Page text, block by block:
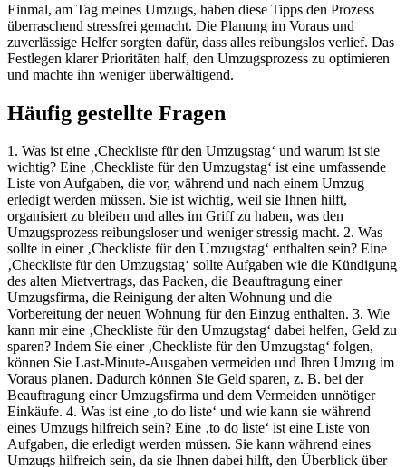
Einmal, am Tag meines Umzugs, haben diese Tipps den Prozess
überraschend stressfrei gemacht. Die Planung im Voraus und
zuverlässige Helfer sorgten dafür, dass alles reibungslos verlief. Das
Festlegen klarer Prioritäten half, den Umzugsprozess zu optimieren
und machte ihn weniger überwältigend.
Häufig gestellte Fragen
1. Was ist eine ‚Checkliste für den Umzugstag‘ und warum ist sie
wichtig? Eine ‚Checkliste für den Umzugstag‘ ist eine umfassende
Liste von Aufgaben, die vor, während und nach einem Umzug
erledigt werden müssen. Sie ist wichtig, weil sie Ihnen hilft,
organisiert zu bleiben und alles im Griff zu haben, was den
Umzugsprozess reibungsloser und weniger stressig macht. 2. Was
sollte in einer ‚Checkliste für den Umzugstag‘ enthalten sein? Eine
‚Checkliste für den Umzugstag‘ sollte Aufgaben wie die Kündigung
des alten Mietvertrags, das Packen, die Beauftragung einer
Umzugsfirma, die Reinigung der alten Wohnung und die
Vorbereitung der neuen Wohnung für den Einzug enthalten. 3. Wie
kann mir eine ‚Checkliste für den Umzugstag‘ dabei helfen, Geld zu
sparen? Indem Sie einer ‚Checkliste für den Umzugstag‘ folgen,
können Sie Last-Minute-Ausgaben vermeiden und Ihren Umzug im
Voraus planen. Dadurch können Sie Geld sparen, z. B. bei der
Beauftragung einer Umzugsfirma und dem Vermeiden unnötiger
Einkäufe. 4. Was ist eine ‚to do liste‘ und wie kann sie während
eines Umzugs hilfreich sein? Eine ‚to do liste‘ ist eine Liste von
Aufgaben, die erledigt werden müssen. Sie kann während eines
Umzugs hilfreich sein, da sie Ihnen dabei hilft, den Überblick über